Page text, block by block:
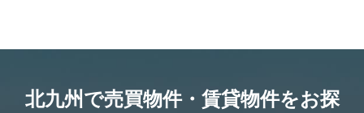
北九州で売買物件・賃貸物件をお探